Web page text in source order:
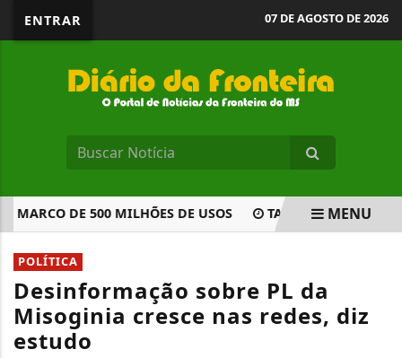
ENTRAR 07 DE AGOSTO DE 2026
DE 500 MILHÕES DE USOS TARIFA DOS EUA TERÁ
EM ALTA
MENU
POLÍTICA
Desinformação sobre PL da
Misoginia cresce nas redes, diz
estudo